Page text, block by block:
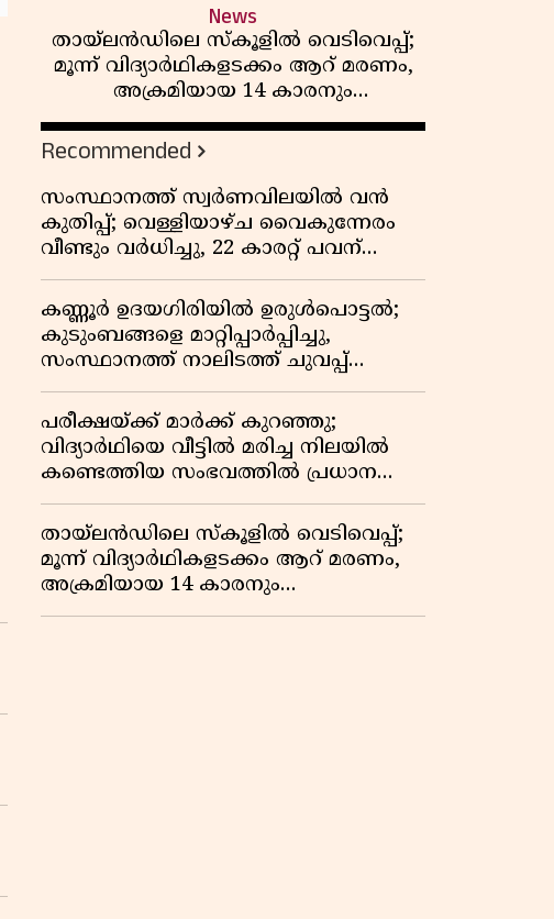
News
തായ്‌ലൻഡിലെ സ്‌കൂളിൽ വെടിവെപ്പ്;
മൂന്ന് വിദ്യാർഥികളടക്കം ആറ് മരണം,
അക്രമിയായ 14 കാരനും
മരിച്ചനിലയിൽ
Recommended
സംസ്ഥാനത്ത് സ്വർണവിലയിൽ വൻ
കുതിപ്പ്; വെള്ളിയാഴ്ച വൈകുന്നേരം
വീണ്ടും വർധിച്ചു, 22 കാരറ്റ് പവന്
1,10,920 രൂപയായി
കണ്ണൂർ ഉദയഗിരിയിൽ ഉരുൾപൊട്ടൽ;
കുടുംബങ്ങളെ മാറ്റിപ്പാർപ്പിച്ചു,
സംസ്ഥാനത്ത് നാലിടത്ത് ചുവപ്പ്
ജാഗ്രത
പരീക്ഷയ്ക്ക് മാർക്ക് കുറഞ്ഞു;
വിദ്യാർഥിയെ വീട്ടിൽ മരിച്ച നിലയിൽ
കണ്ടെത്തിയ സംഭവത്തിൽ പ്രധാന
അധ്യാപികക്കെതിരെ പരാതി
തായ്‌ലൻഡിലെ സ്‌കൂളിൽ വെടിവെപ്പ്;
മൂന്ന് വിദ്യാർഥികളടക്കം ആറ് മരണം,
അക്രമിയായ 14 കാരനും
മരിച്ചനിലയിൽ